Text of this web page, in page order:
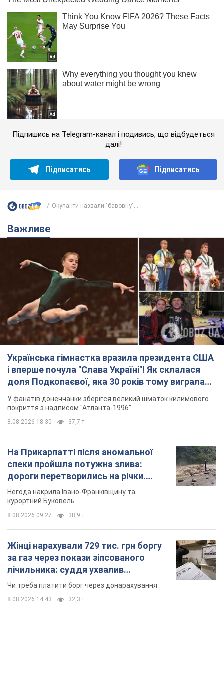
Підпишись на Telegram-канал і подивись, що відбудеться
далі!
Підписатись Підписатись
Окупанти назвали "бавовну"...
Важливе
Українська гімнастка вразила президента США
і вперше почула "Слава Україні"! Як склалася
доля Подкопаєвої, яка 30 років тому виграла
"золото" Олімпіади
У фанатів донеччанки зберігся великий шматок килимового
покриття з надписом "Атланта-1996"
8.08.2026 18:30 37,7 т.
На Прикарпатті після аномальної
спеки пройшла потужна злива:
дороги перетворились на річки.
Відео
Негода накрила Івано-Франківщину та
курортний Буковель
8.08.2026 09:27 38,9 т.
Жінці нарахували 729 тис. грн боргу
за газ через покази зіпсованого
лічильника: суддя ухвалив
неочікуване рішення
Чи треба платити борг через донарахування
8.08.2026 14:43 32,3 т.